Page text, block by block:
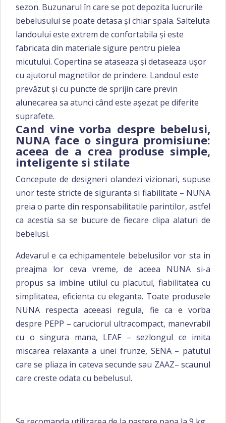
sezon. Buzunarul în care se pot depozita lucrurile
bebelusului se poate detasa și chiar spala. Salteluta
landoului este extrem de confortabila și este
fabricata din materiale sigure pentru pielea
micutului. Copertina se ataseaza și detaseaza ușor
cu ajutorul magnetilor de prindere. Landoul este
prevăzut și cu puncte de sprijin care previn
alunecarea sa atunci când este așezat pe diferite
suprafete.
Cand vine vorba despre bebelusi,
NUNA face o singura promisiune:
aceea de a crea produse simple,
inteligente si stilate
Concepute de designeri olandezi vizionari, supuse
unor teste stricte de siguranta si fiabilitate – NUNA
preia o parte din responsabilitatile parintilor, astfel
ca acestia sa se bucure de fiecare clipa alaturi de
bebelusi.
Adevarul e ca echipamentele bebelusilor vor sta in
preajma lor ceva vreme, de aceea NUNA si-a
propus sa imbine utilul cu placutul, fiabilitatea cu
simplitatea, eficienta cu eleganta. Toate produsele
NUNA respecta aceeasi regula, fie ca e vorba
despre PEPP – caruciorul ultracompact, manevrabil
cu o singura mana, LEAF – sezlongul ce imita
miscarea relaxanta a unei frunze, SENA – patutul
care se pliaza in cateva secunde sau ZAAZ– scaunul
care creste odata cu bebelusul.